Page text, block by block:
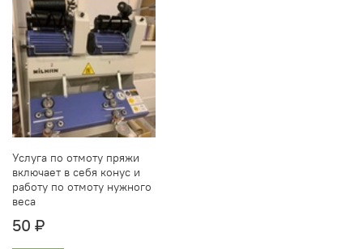
Услуга по отмоту пряжи
включает в себя конус и
работу по отмоту нужного
веса
50 ₽